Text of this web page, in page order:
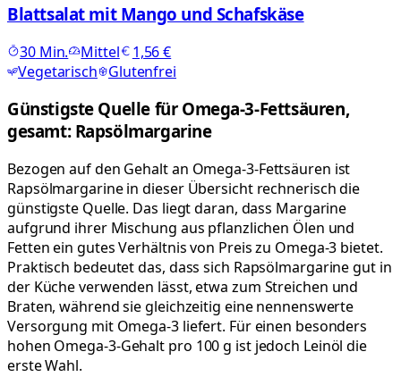
Blattsalat mit Mango und Schafskäse
30Min. Mittel
1,56 €
Vegetarisch
Glutenfrei
Günstigste Quelle für Omega-3-Fettsäuren,
gesamt: Rapsölmargarine
Bezogen auf den Gehalt an Omega-3-Fettsäuren ist
Rapsölmargarine in dieser Übersicht rechnerisch die
günstigste Quelle. Das liegt daran, dass Margarine
aufgrund ihrer Mischung aus pflanzlichen Ölen und
Fetten ein gutes Verhältnis von Preis zu Omega-3 bietet.
Praktisch bedeutet das, dass sich Rapsölmargarine gut in
der Küche verwenden lässt, etwa zum Streichen und
Braten, während sie gleichzeitig eine nennenswerte
Versorgung mit Omega-3 liefert. Für einen besonders
hohen Omega-3-Gehalt pro 100 g ist jedoch Leinöl die
erste Wahl.